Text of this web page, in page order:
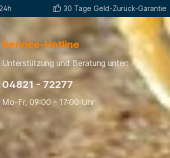
30 Tage Geld-Zurück-Garantie
Service-Hotline
Unterstützung und Beratung unter:
04821 - 72277
Mo-Fr, 09:00 - 17:00 Uhr